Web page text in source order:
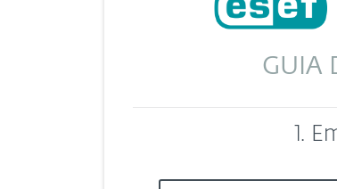
GUIA
1.